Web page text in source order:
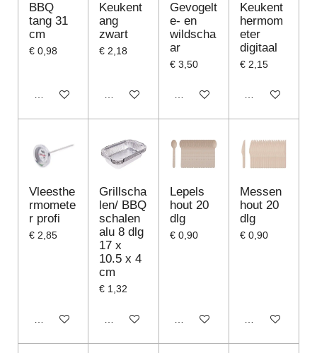
BBQ
tang 31
cm
€ 0,98
In winkelwagen
Keukent
ang
zwart
€ 2,18
In winkelwagen
Gevogelt
e- en
wildscha
ar
€ 3,50
In winkelwagen
Keukent
hermom
eter
digitaal
€ 2,15
In winkelwagen
Vleesthe
rmomete
r profi
€ 2,85
In winkelwagen
Grillscha
len/ BBQ
schalen
alu 8 dlg
17 x
10.5 x 4
cm
€ 1,32
In winkelwagen
Lepels
hout 20
dlg
€ 0,90
In winkelwagen
Messen
hout 20
dlg
€ 0,90
In winkelwagen